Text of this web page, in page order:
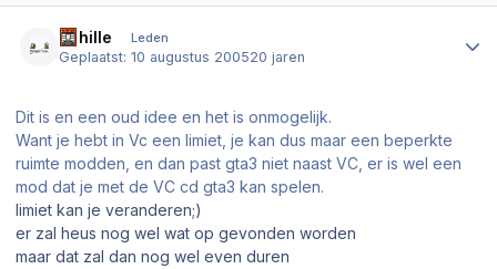
Achille Leden
Geplaatst:10 augustus 200520 jaren
Dit is en een oud idee en het is onmogelijk.
Want je hebt in Vc een limiet, je kan dus maar een beperkte
ruimte modden, en dan past gta3 niet naast VC, er is wel een
mod dat je met de VC cd gta3 kan spelen.
limiet kan je veranderen;)
er zal heus nog wel wat op gevonden worden
maar dat zal dan nog wel even duren